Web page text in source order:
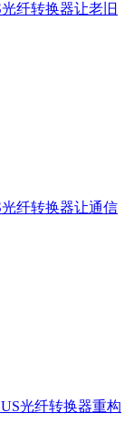
纤转换器让老旧
纤转换器让通信
光纤转换器重构